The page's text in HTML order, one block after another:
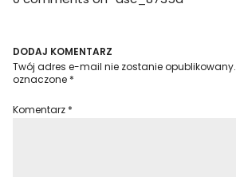
DODAJ KOMENTARZ
Twój adres e-mail nie zostanie opublikowany.
oznaczone *
Komentarz *